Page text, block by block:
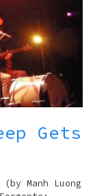
Gets
Manh Luong